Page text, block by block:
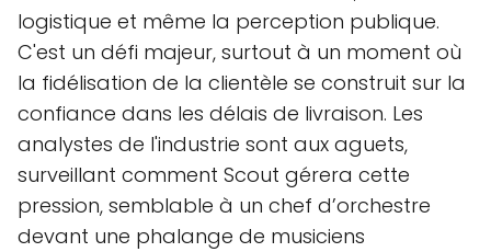
logistique et même la perception publique.
C'est un défi majeur, surtout à un moment où
la fidélisation de la clientèle se construit sur la
confiance dans les délais de livraison. Les
analystes de l'industrie sont aux aguets,
surveillant comment Scout gérera cette
pression, semblable à un chef d’orchestre
devant une phalange de musiciens